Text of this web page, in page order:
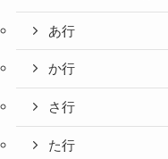
あ行
か行
さ行
た行